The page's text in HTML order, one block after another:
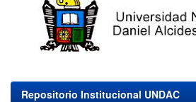
Repositorio Institucional UNDAC